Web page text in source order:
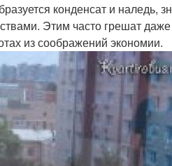
конденсат и наледь,
Этим часто грешат
из соображений экономии.